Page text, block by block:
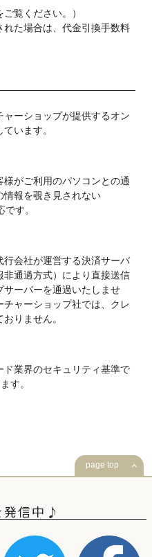
ご覧ください。）
た場合は、代金引換手数料
ーショップが提供するオン
います。
がご利用のパソコンとの通
情報を覗き見されない
す。
会社が運営する決済サーバ
通過方式）により直接送信
サーバーを通過いたしませ
ャーショップ社では、クレ
りません。
業界のセキュリティ基準で
す。
page top
発信中♪